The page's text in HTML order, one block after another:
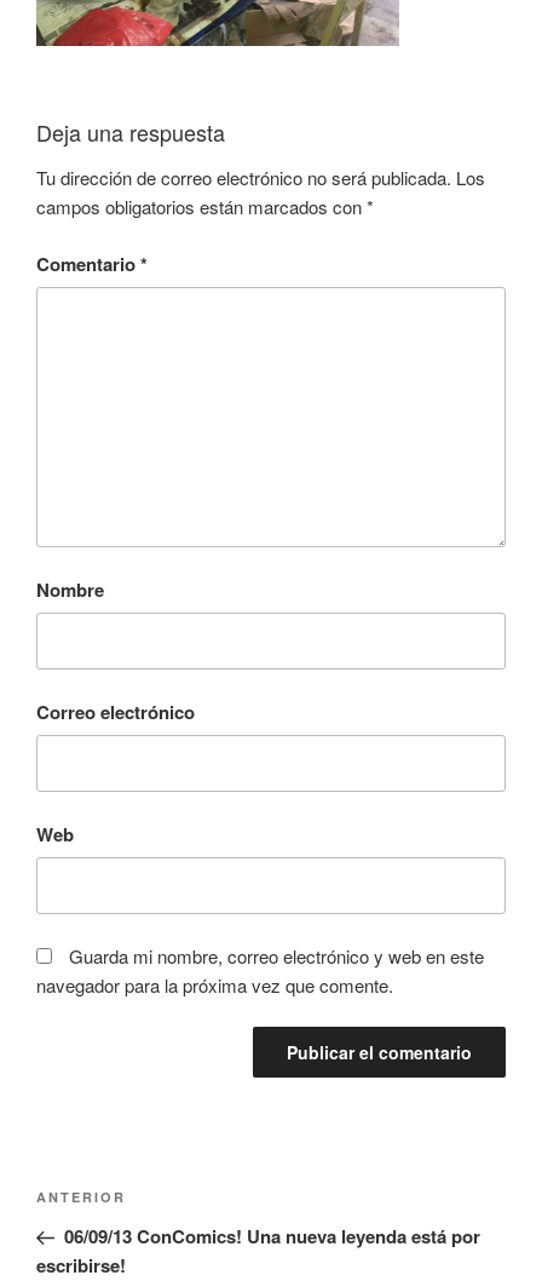
Deja una respuesta
Tu dirección de correo electrónico no será publicada. Los
campos obligatorios están marcados con*
Comentario*
Nombre
Correo electrónico
Web
Guarda mi nombre, correo electrónico y web en este
navegador para la próxima vez que comente.
Navegación
entradas
Entrada
anterior:
ANTERIOR
06/09/13 ConComics! Una nueva leyenda está por
escribirse!